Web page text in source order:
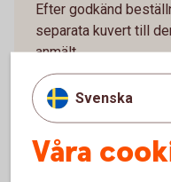
Efter godkänd
separata kuvert till
anmält.
Logga in och
Svenska
Våra